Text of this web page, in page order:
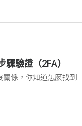
驗證（2FA）
係，你知道怎麼找到